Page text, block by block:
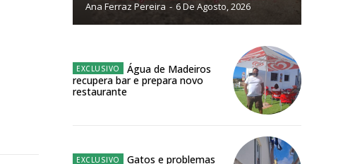
serviço público!
Ana Ferraz Pereira - 6 De Agosto, 2026
Água de Madeiros
recupera bar e prepara novo
restaurante
Gatos e problemas